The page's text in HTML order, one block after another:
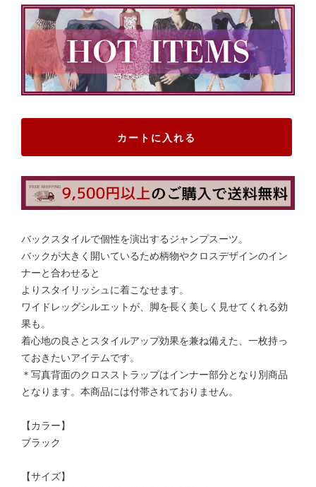
カートに入れる
バックスタイルで個性を演出するジャンプスーツ。
バックが大きく開いているため柄物やクロスデザインのイン
ナーと合わせると
よりスタイリッシュに着こなせます。
ワイドレッグシルエットが、脚を長く美しく見せてくれる効
果も。
着心地の良さとスタイルアップ効果を兼ね備えた、一枚持っ
ておきたいアイテムです。
＊写真背面のクロスストラップはインナー部分となり別商品
となります。本商品には付帯されておりません。
【カラー】
ブラック
【サイズ】